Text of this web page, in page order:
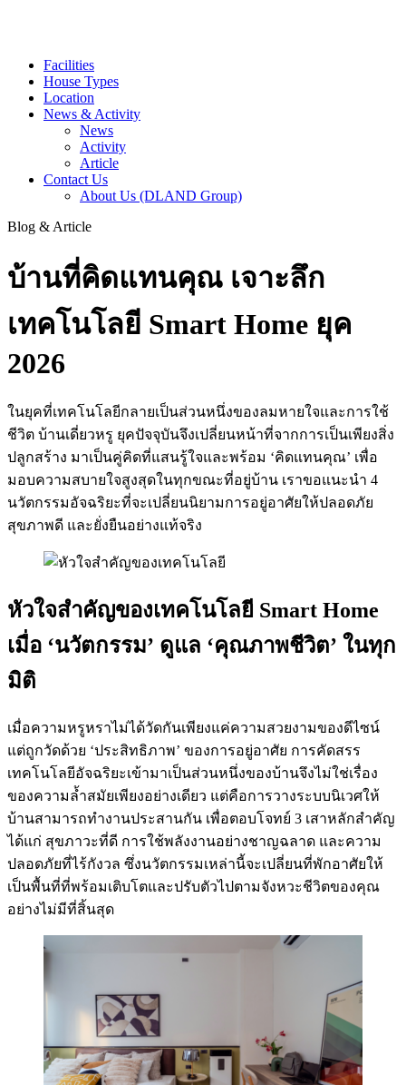
Facilities
House Types
Location
News & Activity
News
Activity
Article
Contact Us
About Us (DLAND Group)
Blog & Article
บ้านที่คิดแทนคุณ เจาะลึก
เทคโนโลยี Smart Home ยุค
2026
ในยุคที่เทคโนโลยีกลายเป็นส่วนหนึ่งของลมหายใจและการใช้
ชีวิต บ้านเดี่ยวหรู ยุคปัจจุบันจึงเปลี่ยนหน้าที่จากการเป็นเพียงสิ่ง
ปลูกสร้าง มาเป็นคู่คิดที่แสนรู้ใจและพร้อม ‘คิดแทนคุณ’ เพื่อ
มอบความสบายใจสูงสุดในทุกขณะที่อยู่บ้าน เราขอแนะนำ 4
นวัตกรรมอัจฉริยะที่จะเปลี่ยนนิยามการอยู่อาศัยให้ปลอดภัย
สุขภาพดี และยั่งยืนอย่างแท้จริง
หัวใจสำคัญของเทคโนโลยี Smart Home
เมื่อ ‘นวัตกรรม’ ดูแล ‘คุณภาพชีวิต’ ในทุก
มิติ
เมื่อความหรูหราไม่ได้วัดกันเพียงแค่ความสวยงามของดีไซน์
แต่ถูกวัดด้วย ‘ประสิทธิภาพ’ ของการอยู่อาศัย การคัดสรร
เทคโนโลยีอัจฉริยะเข้ามาเป็นส่วนหนึ่งของบ้านจึงไม่ใช่เรื่อง
ของความล้ำสมัยเพียงอย่างเดียว แต่คือการวางระบบนิเวศให้
บ้านสามารถทำงานประสานกัน เพื่อตอบโจทย์ 3 เสาหลักสำคัญ
ได้แก่ สุขภาวะที่ดี การใช้พลังงานอย่างชาญฉลาด และความ
ปลอดภัยที่ไร้กังวล ซึ่งนวัตกรรมเหล่านี้จะเปลี่ยนที่พักอาศัยให้
เป็นพื้นที่ที่พร้อมเติบโตและปรับตัวไปตามจังหวะชีวิตของคุณ
อย่างไม่มีที่สิ้นสุด